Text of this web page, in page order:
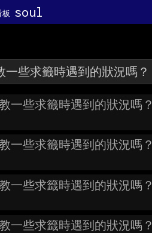
板 soul
一些求籤時遇到的狀況嗎？
一些求籤時遇到的狀況嗎？
一些求籤時遇到的狀況嗎？
一些求籤時遇到的狀況嗎？